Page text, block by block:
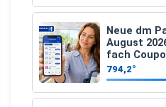
Neue dm
August
fach
Einkauf ab 2
794,2°